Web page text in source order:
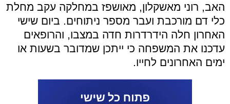
האב, רוני מאשקלון, מאושפז במחלקה עקב מחלת
כלי דם מורכבת ועבר מספר ניתוחים. ביום שישי
האחרון חלה הידרדרות חדה במצבו, והרופאים
עדכנו את המשפחה כי ייתכן שמדובר בשעות או
ימים האחרונים לחייו.